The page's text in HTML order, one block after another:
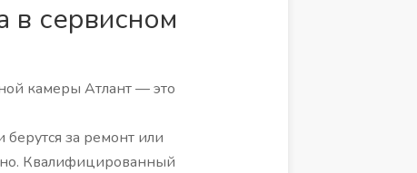
в сервисном
камеры Атлант — это
за ремонт или
Квалифицированный